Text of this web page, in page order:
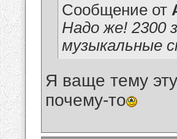
Сообщение от
Надо же! 2300
музыкальные
Я ваще тему
почему-то